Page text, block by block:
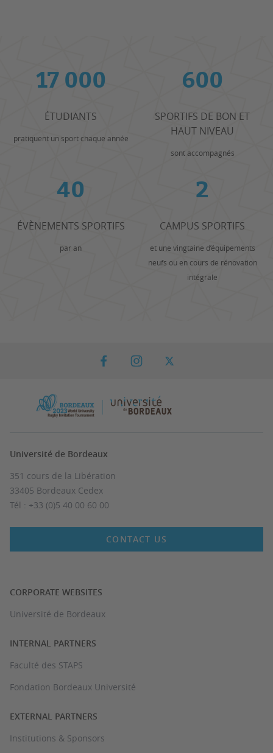
17 000
ÉTUDIANTS
pratiquent un sport chaque année
600
SPORTIFS DE BON ET
HAUT NIVEAU
sont accompagnés
40
ÉVÈNEMENTS SPORTIFS
par an
2
CAMPUS SPORTIFS
et une vingtaine d’équipements
neufs ou en cours de rénovation
intégrale
Université de Bordeaux
351 cours de la Libération
33405 Bordeaux Cedex
Tél : +33 (0)5 40 00 60 00
CONTACT US
CORPORATE WEBSITES
Université de Bordeaux
INTERNAL PARTNERS
Faculté des STAPS
Fondation Bordeaux Université
EXTERNAL PARTNERS
Institutions & Sponsors